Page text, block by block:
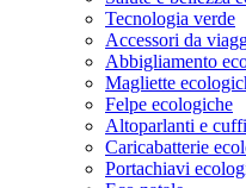
Tecnologia verde
Accessori da
Abbigliamento
Magliette
Felpe ecologiche
Altoparlanti e
Caricabatterie
Portachiavi